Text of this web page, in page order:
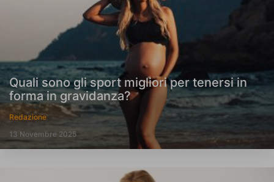
Quali sono gli sport migliori per tenersi in
forma in gravidanza?
Redazione
13 Novembre 2025